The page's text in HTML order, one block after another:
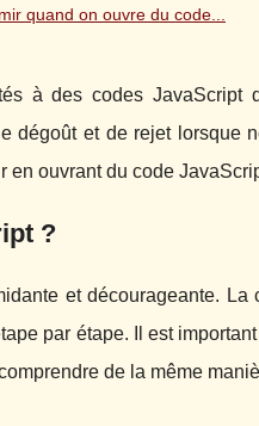
quand on ouvre du code...
à des codes JavaScript
dégoût et de rejet lorsque
en ouvrant du code
?
et décourageante.
par étape. Il est
de la même